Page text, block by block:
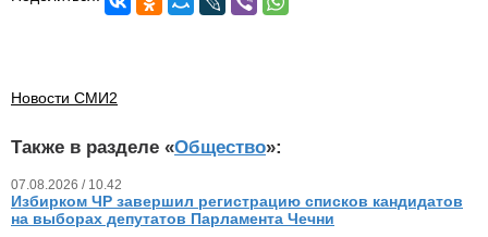
Новости СМИ2
Также в разделе «Общество»:
07.08.2026 / 10.42
Избирком ЧР завершил регистрацию списков кандидатов
на выборах депутатов Парламента Чечни